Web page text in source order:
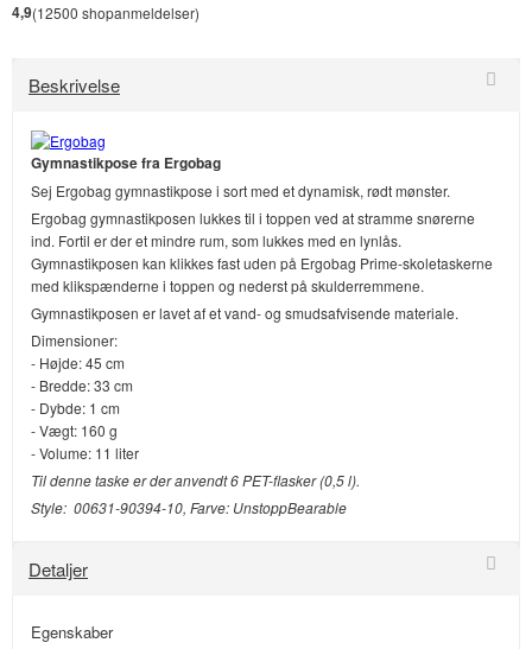
4,9(12500 shopanmeldelser)
Beskrivelse
Gymnastikpose fra Ergobag
Sej Ergobag gymnastikpose i sort med et dynamisk, rødt mønster.
Ergobag gymnastikposen lukkes til i toppen ved at stramme snørerne
ind. Fortil er der et mindre rum, som lukkes med en lynlås.
Gymnastikposen kan klikkes fast uden på Ergobag Prime-skoletaskerne
med klikspænderne i toppen og nederst på skulderremmene.
Gymnastikposen er lavet af et vand- og smudsafvisende materiale.
Dimensioner:
- Højde: 45 cm
- Bredde: 33 cm
- Dybde: 1 cm
- Vægt: 160 g
- Volume: 11 liter
Til denne taske er der anvendt 6 PET-flasker (0,5 l).
Style: 00631-90394-10, Farve: UnstoppBearable
Detaljer
Egenskaber